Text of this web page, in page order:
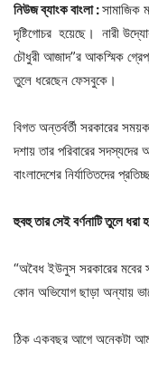
নিউজ ব্যাংক বাংলা :সামাজিক
দৃষ্টিগোচর হয়েছে। নারী
চৌধুরী আজাদ”র আকস্মিক
তুলে ধরেছেন ফেসবুকে।
বিগত অন্তর্বর্তী সরকারের
দশায় তার পরিবারের সদস্যদের
বাংলাদেশের নির্যাতিতদের
হুবহু তার সেই বর্ণনাটি তুলে ধরা
“অবৈধ ইউনুস সরকারের মবের
কোন অভিযোগ ছাড়া অন্যায়
ঠিক একবছর আগে অনেকটা